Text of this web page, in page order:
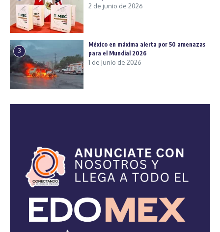
2 de junio de 2026
3
México en máxima alerta por 50 amenazas
para el Mundial 2026
1 de junio de 2026